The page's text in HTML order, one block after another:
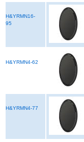
H&YRMN16-
95
H&YRMN4-62
H&YRMN4-77